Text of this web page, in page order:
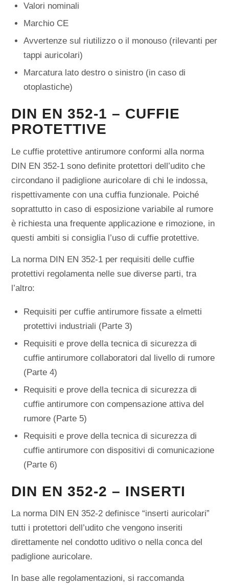
Valori nominali
Marchio CE
Avvertenze sul riutilizzo o il monouso (rilevanti per
tappi auricolari)
Marcatura lato destro o sinistro (in caso di
otoplastiche)
DIN EN 352-1 – CUFFIE
PROTETTIVE
Le cuffie protettive antirumore conformi alla norma
DIN EN 352-1 sono definite protettori dell’udito che
circondano il padiglione auricolare di chi le indossa,
rispettivamente con una cuffia funzionale. Poiché
soprattutto in caso di esposizione variabile al rumore
è richiesta una frequente applicazione e rimozione, in
questi ambiti si consiglia l’uso di cuffie protettive.
La norma DIN EN 352-1 per requisiti delle cuffie
protettivi regolamenta nelle sue diverse parti, tra
l’altro:
Requisiti per cuffie antirumore fissate a elmetti
protettivi industriali (Parte 3)
Requisiti e prove della tecnica di sicurezza di
cuffie antirumore collaboratori dal livello di rumore
(Parte 4)
Requisiti e prove della tecnica di sicurezza di
cuffie antirumore con compensazione attiva del
rumore (Parte 5)
Requisiti e prove della tecnica di sicurezza di
cuffie antirumore con dispositivi di comunicazione
(Parte 6)
DIN EN 352-2 – INSERTI
La norma DIN EN 352-2 definisce “inserti auricolari”
tutti i protettori dell’udito che vengono inseriti
direttamente nel condotto uditivo o nella conca del
padiglione auricolare.
In base alle regolamentazioni, si raccomanda